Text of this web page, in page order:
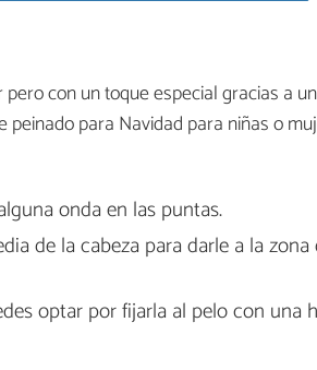
con un toque especial gracias a
para Navidad para niñas o
onda en las puntas.
de la cabeza para darle a la
optar por fijarla al pelo con una